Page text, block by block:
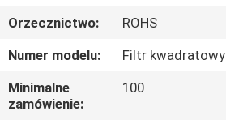
WYCIECZKA
PO
FABRYCE
Orzecznictwo:
ROHS
Numer modelu:
Filtr kwadratowy
Minimalne
zamówienie:
100